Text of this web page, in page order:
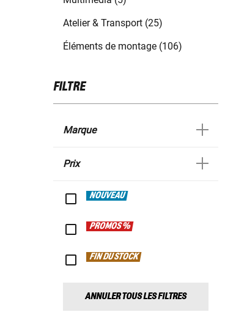
Atelier & Transport (25)
Éléments de montage (106)
FILTRE
Marque
Prix
NOUVEAU
PROMOS %
FIN DU STOCK
ANNULER TOUS LES FILTRES